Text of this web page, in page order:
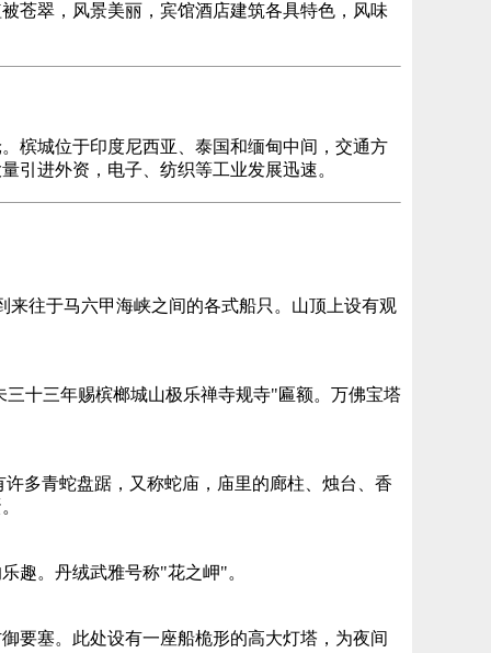
苍翠，风景美丽，宾馆酒店建筑各具特色，风味
槟城位于印度尼西亚、泰国和缅甸中间，交通方
引进外资，电子、纺织等工业发展迅速。
往于马六甲海峡之间的各式船只。山顶上设有观
十三年赐槟榔城山极乐禅寺规寺"匾额。万佛宝塔
多青蛇盘踞，又称蛇庙，庙里的廊柱、烛台、香
趣。丹绒武雅号称"花之岬"。
要塞。此处设有一座船桅形的高大灯塔，为夜间